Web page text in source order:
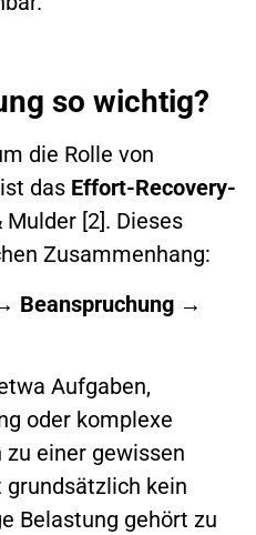
so wichtig?
die Rolle von
das Effort-Recovery-
[2]. Dieses
Zusammenhang:
Beanspruchung →
Aufgaben,
oder komplexe
zu einer gewissen
grundsätzlich kein
Belastung gehört zu